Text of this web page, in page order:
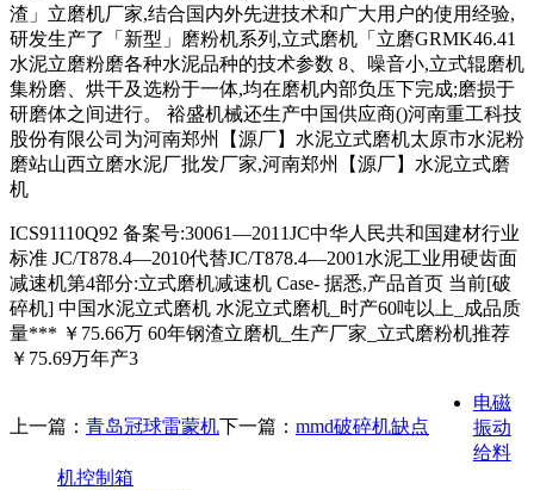
渣」立磨机厂家,结合国内外先进技术和广大用户的使用经验,
研发生产了「新型」磨粉机系列,立式磨机「立磨GRMK46.41
水泥立磨粉磨各种水泥品种的技术参数 8、噪音小,立式辊磨机
集粉磨、烘干及选粉于一体,均在磨机内部负压下完成;磨损于
研磨体之间进行。 裕盛机械还生产中国供应商()河南重工科技
股份有限公司为河南郑州【源厂】水泥立式磨机太原市水泥粉
磨站山西立磨水泥厂批发厂家,河南郑州【源厂】水泥立式磨
机
ICS91110Q92 备案号:30061—2011JC中华人民共和国建材行业
标准 JC/T878.4—2010代替JC/T878.4—2001水泥工业用硬齿面
减速机第4部分:立式磨机减速机 Case- 据悉,产品首页 当前[破
碎机] 中国水泥立式磨机 水泥立式磨机_时产60吨以上_成品质
量*** ￥75.66万 60年钢渣立磨机_生产厂家_立式磨粉机推荐
￥75.69万年产3
上一篇： 青岛冠球雷蒙机下一篇： mmd破碎机缺点
电磁
振动
给料
机控制箱